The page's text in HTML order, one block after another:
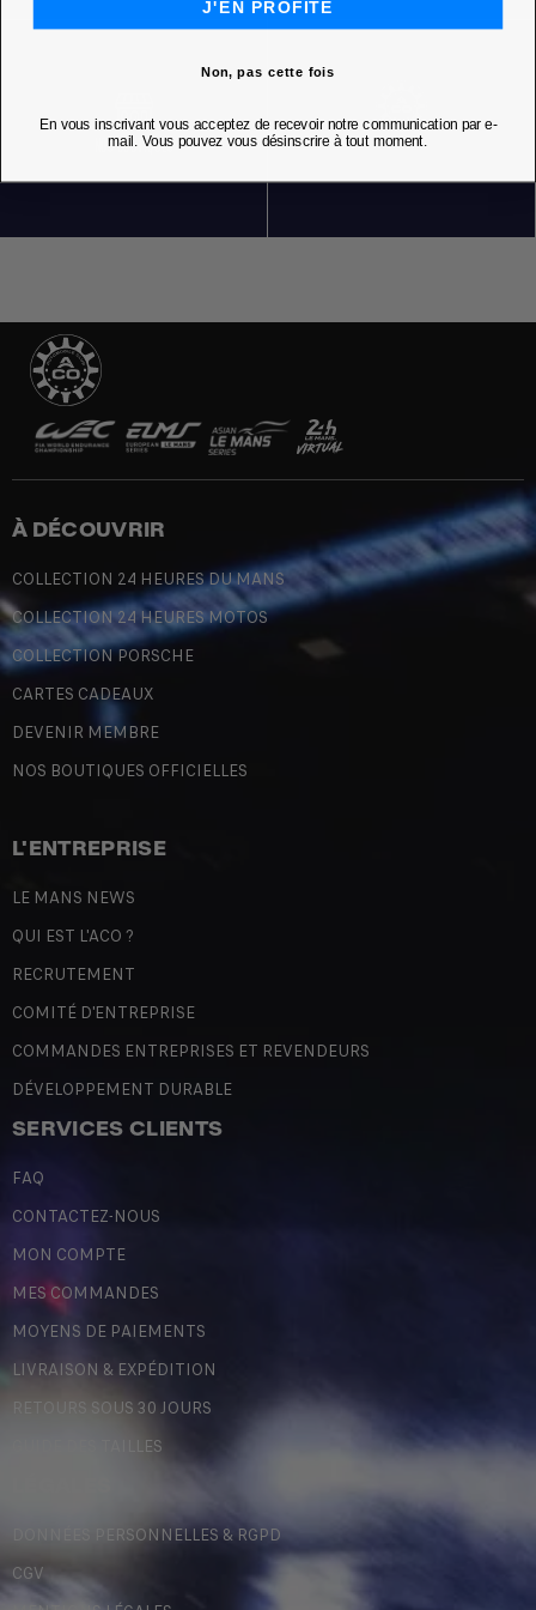
NOS BOUTIQUES
À DÉCOUVRIR
COLLECTION 24 HEURES DU MANS
COLLECTION 24 HEURES MOTOS
COLLECTION PORSCHE
CARTES CADEAUX
DEVENIR MEMBRE
NOS BOUTIQUES OFFICIELLES
L'ENTREPRISE
LE MANS NEWS
QUI EST L'ACO ?
RECRUTEMENT
COMITÉ D'ENTREPRISE
COMMANDES ENTREPRISES ET REVENDEURS
DÉVELOPPEMENT DURABLE
SERVICES CLIENTS
FAQ
CONTACTEZ-NOUS
MON COMPTE
MES COMMANDES
MOYENS DE PAIEMENTS
LIVRAISON & EXPÉDITION
RETOURS SOUS 30 JOURS
GUIDE DES TAILLES
DONNÉES PERSONNELLES & RGPD
CGV
J'EN PROFITE
Non, pas cette fois
En vous inscrivant vous acceptez de recevoir notre communication par e-
mail. Vous pouvez vous désinscrire à tout moment.